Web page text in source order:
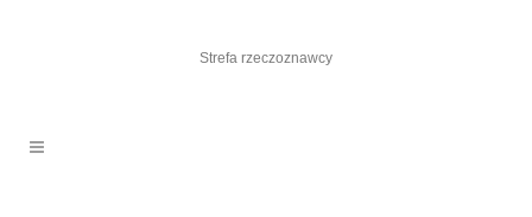
Strefa rzeczoznawcy